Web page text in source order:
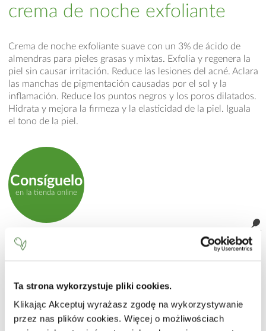
Ta strona wykorzystuje pliki cookies.
Klikając Akceptuj wyrażasz zgodę na wykorzystywanie
przez nas plików cookies. Więcej o możliwościach
crema de noche exfoliante
Crema de noche exfoliante suave con un 3% de ácido de
almendras para pieles grasas y mixtas. Exfolia y regenera la
piel sin causar irritación. Reduce las lesiones del acné. Aclara
las manchas de pigmentación causadas por el sol y la
inflamación. Reduce los puntos negros y los poros dilatados.
Hidrata y mejora la firmeza y la elasticidad de la piel. Iguala
el tono de la piel.
Consíguelo
en la tienda online
MODO DE EMPLEO
INCI
Aqua (Water), Isohexadecane, Dimethicone, Propylene